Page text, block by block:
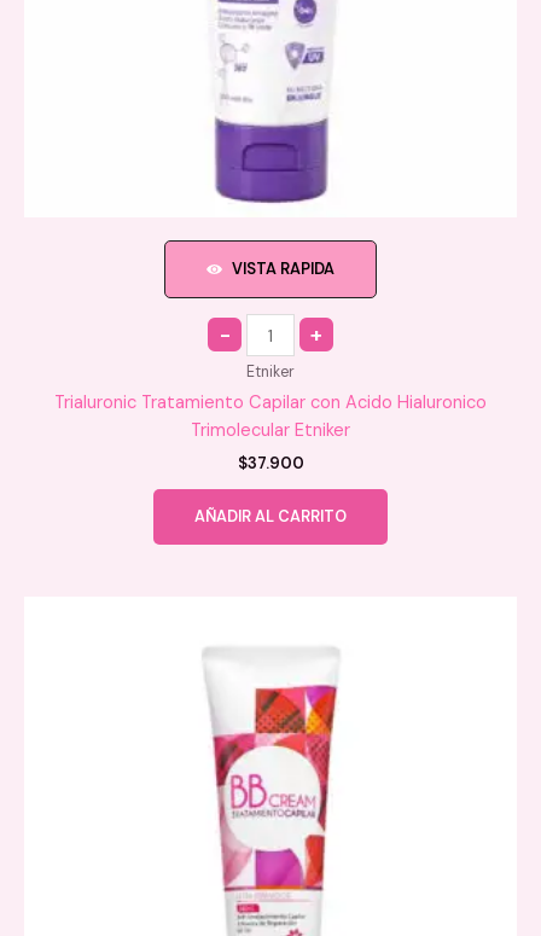
VISTA RAPIDA
Quantity
Etniker
Trialuronic Tratamiento Capilar con Acido Hialuronico
Trimolecular Etniker
$37.900
AÑADIR AL CARRITO